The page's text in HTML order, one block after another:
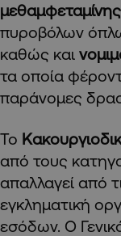
πυροβόλων
καθώς και
τα οποία
παράνομες
Το
από τους
απαλλαγεί από
εγκληματική
εσόδων. Ο